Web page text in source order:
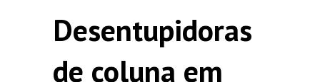
Desentupidoras
de coluna em